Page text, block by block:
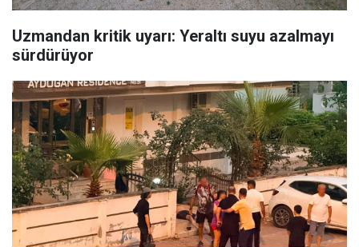
Uzmandan kritik uyarı: Yeraltı suyu azalmayı
sürdürüyor